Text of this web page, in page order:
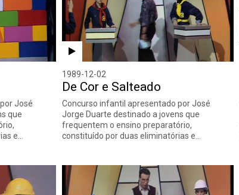
José
que
e…
1989-12-02
De Cor e Salteado
Concurso infantil apresentado por José
Jorge Duarte destinado a jovens que
frequentem o ensino preparatório,
constituído por duas eliminatórias e…